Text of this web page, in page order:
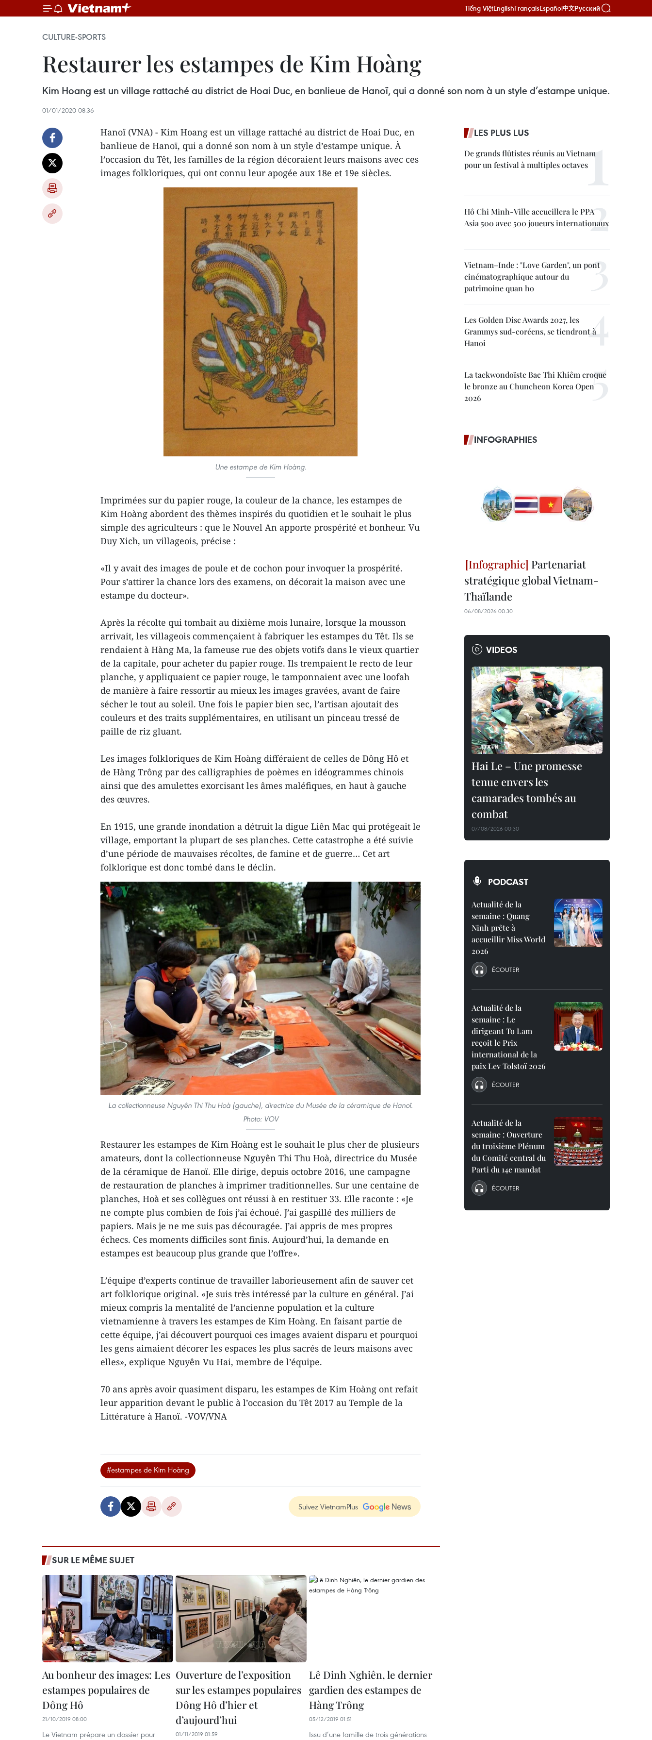
Tiếng ViệtEnglishFrançaisEspañol中文Русский
CULTURE-SPORTS
Restaurer les estampes de Kim Hoàng
Kim Hoang est un village rattaché au district de Hoai Duc, en banlieue de Hanoï, qui a donné son nom à un style d’estampe unique.
01/01/2020 08:36
Hanoï (VNA) - Kim Hoang est un village rattaché au district de Hoai Duc, en
banlieue de Hanoï, qui a donné son nom à un style d’estampe unique. À
l’occasion du Têt, les familles de la région décoraient leurs maisons avec ces
images folkloriques, qui ont connu leur apogée aux 18e et 19e siècles.
Une estampe de Kim Hoàng.
Imprimées sur du papier rouge, la couleur de la chance, les estampes de
Kim Hoàng abordent des thèmes inspirés du quotidien et le souhait le plus
simple des agriculteurs : que le Nouvel An apporte prospérité et bonheur. Vu
Duy Xich, un villageois, précise :
«Il y avait des images de poule et de cochon pour invoquer la prospérité.
Pour s’attirer la chance lors des examens, on décorait la maison avec une
estampe du docteur».
Après la récolte qui tombait au dixième mois lunaire, lorsque la mousson
arrivait, les villageois commençaient à fabriquer les estampes du Têt. Ils se
rendaient à Hàng Ma, la fameuse rue des objets votifs dans le vieux quartier
de la capitale, pour acheter du papier rouge. Ils trempaient le recto de leur
planche, y appliquaient ce papier rouge, le tamponnaient avec une loofah
de manière à faire ressortir au mieux les images gravées, avant de faire
sécher le tout au soleil. Une fois le papier bien sec, l’artisan ajoutait des
couleurs et des traits supplémentaires, en utilisant un pinceau tressé de
paille de riz gluant.
Les images folkloriques de Kim Hoàng différaient de celles de Dông Hô et
de Hàng Trông par des calligraphies de poèmes en idéogrammes chinois
ainsi que des amulettes exorcisant les âmes maléfiques, en haut à gauche
des œuvres.
En 1915, une grande inondation a détruit la digue Liên Mac qui protégeait le
village, emportant la plupart de ses planches. Cette catastrophe a été suivie
d’une période de mauvaises récoltes, de famine et de guerre… Cet art
folklorique est donc tombé dans le déclin.
La collectionneuse Nguyên Thi Thu Hoà (gauche), directrice du Musée de la céramique de Hanoï.
Photo: VOV
Restaurer les estampes de Kim Hoàng est le souhait le plus cher de plusieurs
amateurs, dont la collectionneuse Nguyên Thi Thu Hoà, directrice du Musée
de la céramique de Hanoï. Elle dirige, depuis octobre 2016, une campagne
de restauration de planches à imprimer traditionnelles. Sur une centaine de
planches, Hoà et ses collègues ont réussi à en restituer 33. Elle raconte : «Je
ne compte plus combien de fois j’ai échoué. J’ai gaspillé des milliers de
papiers. Mais je ne me suis pas découragée. J’ai appris de mes propres
échecs. Ces moments difficiles sont finis. Aujourd’hui, la demande en
estampes est beaucoup plus grande que l’offre».
L’équipe d’experts continue de travailler laborieusement afin de sauver cet
art folklorique original. «Je suis très intéressé par la culture en général. J’ai
mieux compris la mentalité de l’ancienne population et la culture
vietnamienne à travers les estampes de Kim Hoàng. En faisant partie de
cette équipe, j’ai découvert pourquoi ces images avaient disparu et pourquoi
les gens aimaient décorer les espaces les plus sacrés de leurs maisons avec
elles», explique Nguyên Vu Hai, membre de l’équipe.
70 ans après avoir quasiment disparu, les estampes de Kim Hoàng ont refait
leur apparition devant le public à l’occasion du Têt 2017 au Temple de la
Littérature à Hanoï. -VOV/VNA
#estampes de Kim Hoàng
Suivez VietnamPlus
SUR LE MÊME SUJET
Au bonheur des images: Les
estampes populaires de
Dông Hô
21/10/2019 08:00
Le Vietnam prépare un dossier pour
Ouverture de l’exposition
sur les estampes populaires
Dông Hô d’hier et
d’aujourd’hui
01/11/2019 01:59
Lê Dinh Nghiên, le dernier
gardien des estampes de
Hàng Trông
05/12/2019 01:51
Issu d’une famille de trois générations
LES PLUS LUS
De grands flûtistes réunis au Vietnam
pour un festival à multiples octaves
Hô Chi Minh-Ville accueillera le PPA
Asia 500 avec 500 joueurs internationaux
Vietnam–Inde : "Love Garden", un pont
cinématographique autour du
patrimoine quan ho
Les Golden Disc Awards 2027, les
Grammys sud-coréens, se tiendront à
Hanoi
La taekwondoïste Bac Thi Khiêm croque
le bronze au Chuncheon Korea Open
2026
INFOGRAPHIES
Partenariat
stratégique global Vietnam-
Thaïlande
06/08/2026 00:30
VIDEOS
Hai Le – Une promesse
tenue envers les
camarades tombés au
combat
07/08/2026 00:30
PODCAST
Actualité de la
semaine : Quang
Ninh prête à
accueillir Miss World
2026
ÉCOUTER
Actualité de la
semaine : Le
dirigeant To Lam
reçoit le Prix
international de la
paix Lev Tolstoï 2026
ÉCOUTER
Actualité de la
semaine : Ouverture
du troisième Plénum
du Comité central du
Parti du 14e mandat
ÉCOUTER